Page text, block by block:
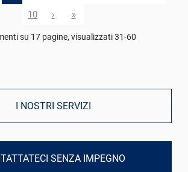
10
› »
su 17 pagine, visualizzati 31-60
I NOSTRI SERVIZI
SENZA IMPEGNO